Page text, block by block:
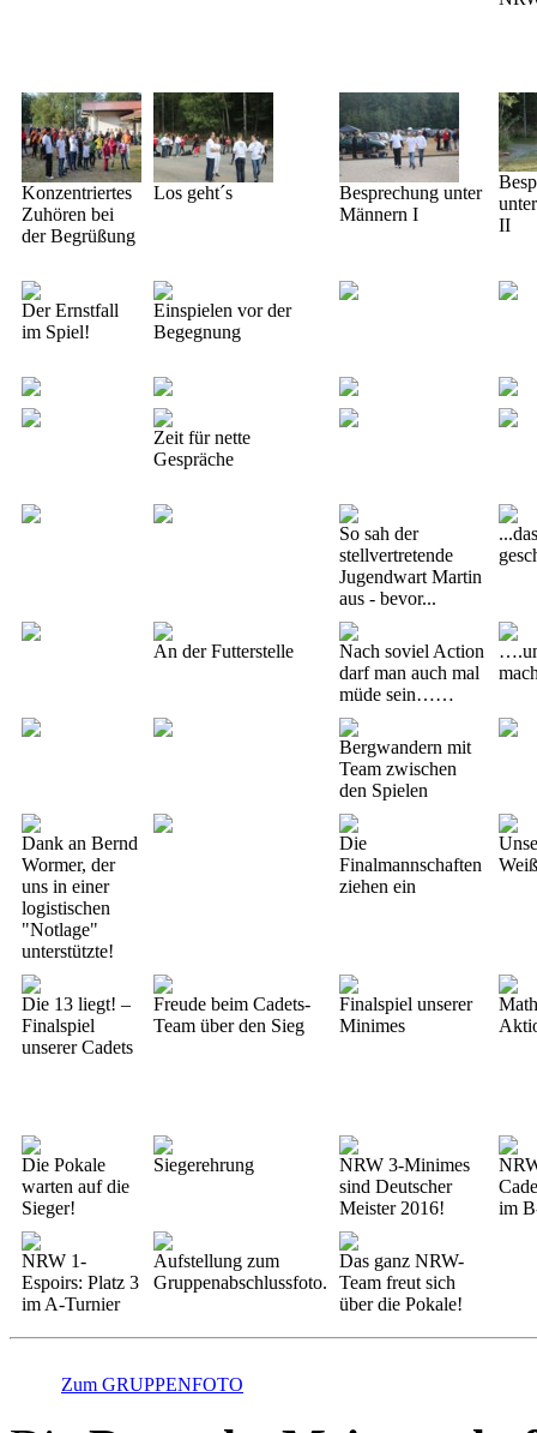
Konzentriertes
Zuhören bei
der Begrüßung
Los geht´s
Besprechung unter
Männern I
II
Der Ernstfall
im Spiel!
Einspielen vor der
Begegnung
Zeit für nette
Gespräche
So sah der
stellvertretende
Jugendwart Martin
aus - bevor...
An der Futterstelle
Nach soviel Action
darf man auch mal
müde sein……
Bergwandern mit
Team zwischen
den Spielen
Dank an Bernd
Wormer, der
uns in einer
logistischen
"Notlage"
unterstützte!
Die
Finalmannschaften
ziehen ein
Weiß
Die 13 liegt! –
Finalspiel
unserer Cadets
Freude beim Cadets-
Team über den Sieg
Finalspiel unserer
Minimes
Die Pokale
warten auf die
Sieger!
Siegerehrung
NRW 3-Minimes
sind Deutscher
Meister 2016!
im
NRW 1-
Espoirs: Platz 3
im A-Turnier
Aufstellung zum
Gruppenabschlussfoto.
Das ganz NRW-
Team freut sich
über die Pokale!
Zum GRUPPENFOTO